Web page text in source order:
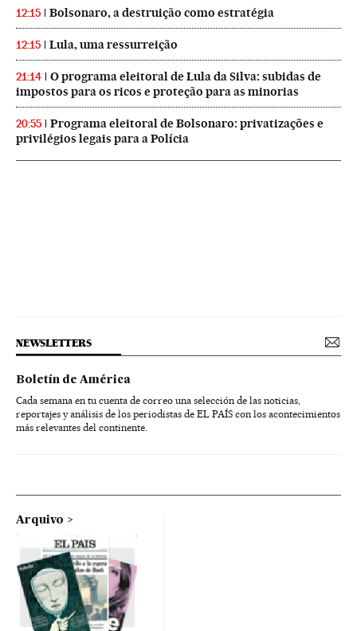
12:15 Bolsonaro, a destruição como estratégia
12:15 Lula, uma ressurreição
21:14
O programa eleitoral de Lula da Silva: subidas de
impostos para os ricos e proteção para as minorias
20:55
Programa eleitoral de Bolsonaro: privatizações e
privilégios legais para a Polícia
NEWSLETTERS
Boletín de América
Cada semana en tu cuenta de correo una selección de las noticias,
reportajes y análisis de los periodistas de EL PAÍS con los acontecimientos
más relevantes del continente.
Arquivo